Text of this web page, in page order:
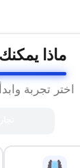
ماذا
اختر تجربة